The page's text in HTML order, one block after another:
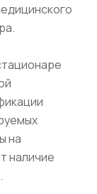
на
наличие